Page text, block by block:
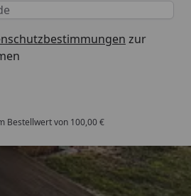
zur
Bestellwert von 100,00 €